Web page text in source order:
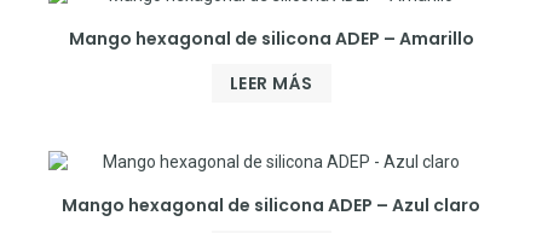
Mango hexagonal de silicona ADEP – Amarillo
LEER MÁS
Mango hexagonal de silicona ADEP – Azul claro